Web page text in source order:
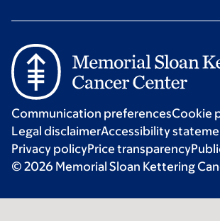
Communication preferencesCookie
Legal disclaimerAccessibility
Privacy policyPrice transparency
© 2026 Memorial Sloan Kettering